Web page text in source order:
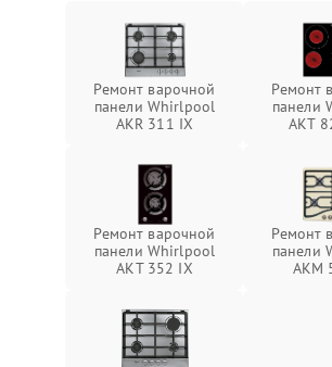
Ремонт варочной
панели Whirlpool
AKR 311 IX
Ремонт
панели
AKT
Ремонт варочной
панели Whirlpool
AKT 352 IX
Ремонт
панели
AKM